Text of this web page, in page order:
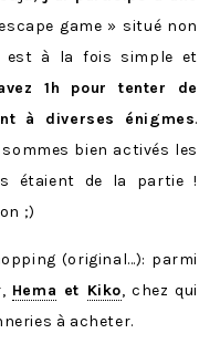
game » situé non
est à la fois simple et
1h pour tenter de
à diverses énigmes.
bien activés les
étaient de la partie !
;)
(original…): parmi
Hema et Kiko, chez qui
à acheter.